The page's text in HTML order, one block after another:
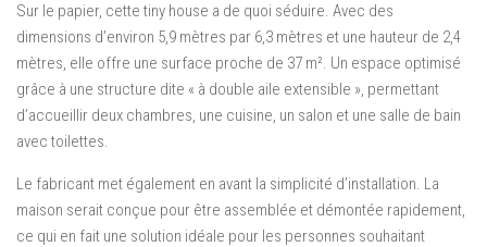
Sur le papier, cette tiny house a de quoi séduire. Avec des
dimensions d’environ 5,9 mètres par 6,3 mètres et une hauteur de 2,4
mètres, elle offre une surface proche de 37 m². Un espace optimisé
grâce à une structure dite « à double aile extensible », permettant
d’accueillir deux chambres, une cuisine, un salon et une salle de bain
avec toilettes.
Le fabricant met également en avant la simplicité d’installation. La
maison serait conçue pour être assemblée et démontée rapidement,
ce qui en fait une solution idéale pour les personnes souhaitant